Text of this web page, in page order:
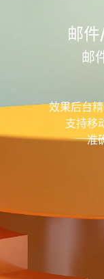
邮
邮
效果后台
支持移
准